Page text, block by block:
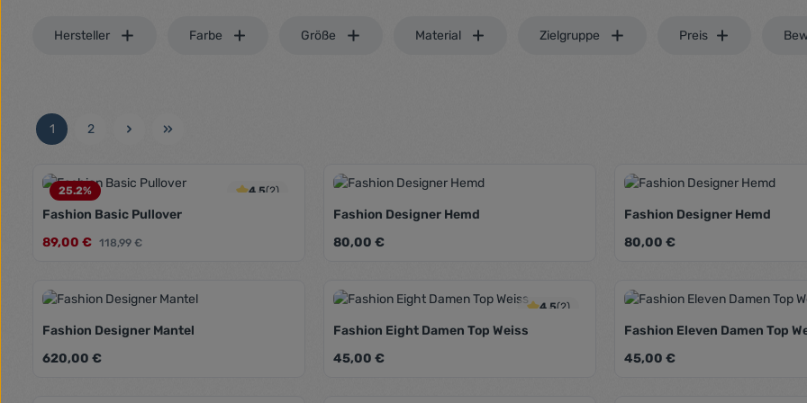
Hersteller Farbe Größe Material Zielgruppe Preis
Seite
1
Seite
2
25.2% 4.5(2)
Fashion Basic Pullover
Verkaufspreis:
89,00 € Regulärer Preis:
118,99 €
Produkt Anzahl: Gib den gewünschten Wert ein oder benutze die
Fashion Designer Hemd
Regulärer Preis:
80,00 €
Farbe:
Produkt Anzahl: Gib den gewünschten Wert
Fashion Designer Hemd
Regulärer Preis:
80,00 €
Farbe:
Produkt Anzahl:
Fashion Designer Mantel
Regulärer Preis:
620,00 €
Farbe:
4.5(2)
Fashion Eight Damen Top Weiss
Regulärer Preis:
45,00 €
Fashion Eleven Damen Top
Regulärer Preis:
45,00 €